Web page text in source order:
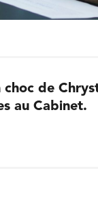
de
au Cabinet.